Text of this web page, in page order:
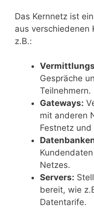
Das Kernnetz ist
aus verschiedenen
z.B.:
Gespräche
Teilnehmern.
Gateways:
mit anderen
Festnetz
Netzes.
Servers:
bereit, wie
Datentarife.